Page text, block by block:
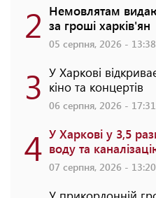
2 Немовлятам
за гроші харків'ян
05 серпня, 2026 - 13:38
3 У Харкові
кіно та концертів
06 серпня, 2026 - 17:31
4 У Харкові у 3,5
воду та
07 серпня, 2026 - 13:20